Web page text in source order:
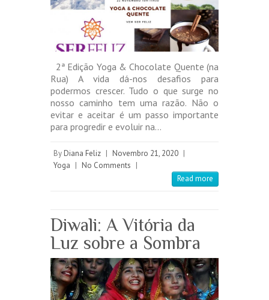
2ª Edição Yoga & Chocolate Quente (na
Rua) A vida dá-nos desafios para
podermos crescer. Tudo o que surge no
nosso caminho tem uma razão. Não o
evitar e aceitar é um passo importante
para progredir e evoluir na…
By Diana Feliz | Novembro 21, 2020 |
Yoga | No Comments |
Read more
Diwali: A Vitória da
Luz sobre a Sombra